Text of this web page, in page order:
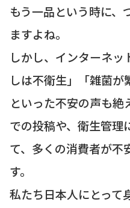
もう一品という時に、
ますよね。
しかし、インターネ
しは不衛生」「雑菌が
といった不安の声も絶
での投稿や、衛生管理
て、多くの消費者が不
す。
私たち日本人にとって